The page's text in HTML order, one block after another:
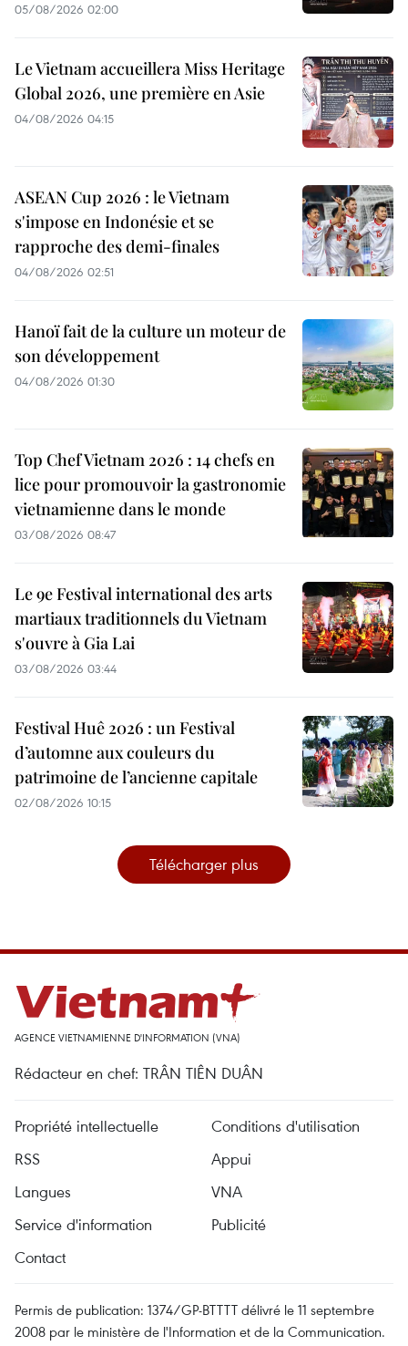
05/08/2026 02:00
Le Vietnam accueillera Miss Heritage
Global 2026, une première en Asie
04/08/2026 04:15
ASEAN Cup 2026 : le Vietnam
s'impose en Indonésie et se
rapproche des demi-finales
04/08/2026 02:51
Hanoï fait de la culture un moteur de
son développement
04/08/2026 01:30
Top Chef Vietnam 2026 : 14 chefs en
lice pour promouvoir la gastronomie
vietnamienne dans le monde
03/08/2026 08:47
Le 9e Festival international des arts
martiaux traditionnels du Vietnam
s'ouvre à Gia Lai
03/08/2026 03:44
Festival Huê 2026 : un Festival
d’automne aux couleurs du
patrimoine de l’ancienne capitale
02/08/2026 10:15
Télécharger plus
AGENCE VIETNAMIENNE D'INFORMATION (VNA)
Rédacteur en chef: TRÂN TIÊN DUÂN
Propriété intellectuelle
Conditions d'utilisation
RSS
Appui
Langues
VNA
Service d'information
Publicité
Contact
Permis de publication: 1374/GP-BTTTT délivré le 11 septembre
2008 par le ministère de l'Information et de la Communication.